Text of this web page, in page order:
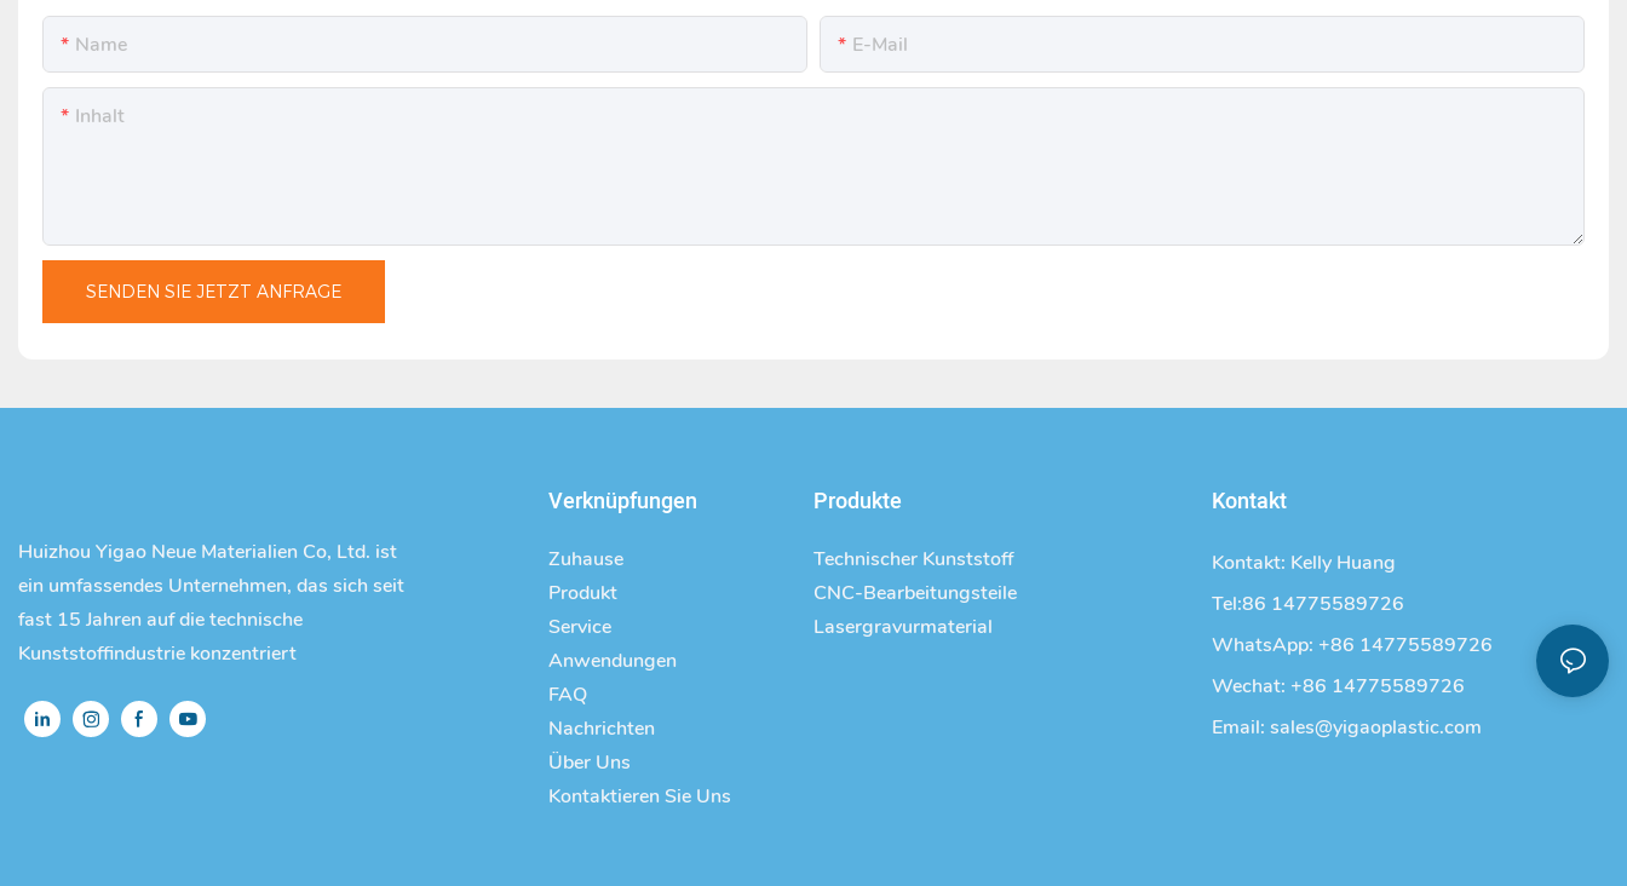
Name E-Mail
Inhalt
SENDEN SIE JETZT ANFRAGE
Huizhou Yigao Neue Materialien Co, Ltd. ist
ein umfassendes Unternehmen, das sich seit
fast 15 Jahren auf die technische
Kunststoffindustrie konzentriert
Verknüpfungen
Zuhause
Produkt
Service
Anwendungen
FAQ
Nachrichten
Über Uns
Kontaktieren Sie Uns
Produkte
Technischer Kunststoff
CNC-Bearbeitungsteile
Lasergravurmaterial
Kontakt
Kontakt: Kelly Huang
Tel:86 14775589726
WhatsApp: +86 14775589726
Wechat: +86 14775589726
Email: sales@yigaoplastic.com